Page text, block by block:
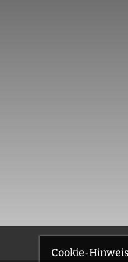
Cookie-